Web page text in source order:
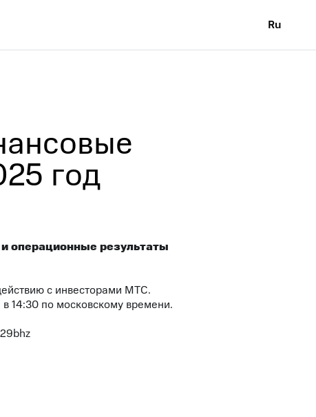
Ru
год
операционные результаты
с инвесторами МТС.
14:30 по московскому времени.